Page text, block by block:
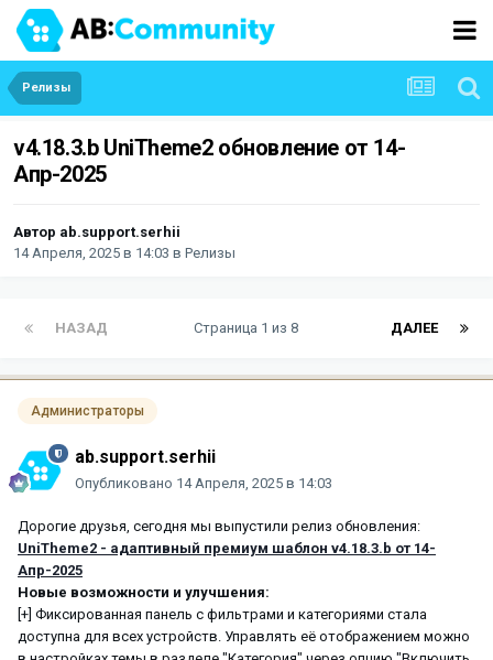
Релизы
v4.18.3.b UniTheme2 обновление от 14-
Апр-2025
Автор ab.support.serhii
14 Апреля, 2025 в 14:03 в Релизы
НАЗАД ДАЛЕЕ
Страница 1 из 8
Администраторы
ab.support.serhii
Опубликовано 14 Апреля, 2025 в 14:03
Дорогие друзья, сегодня мы выпустили релиз обновления:
UniTheme2 - адаптивный премиум шаблон v4.18.3.b от 14-
Апр-2025
Новые возможности и улучшения:
[+] Фиксированная панель с фильтрами и категориями стала
доступна для всех устройств. Управлять её отображением можно